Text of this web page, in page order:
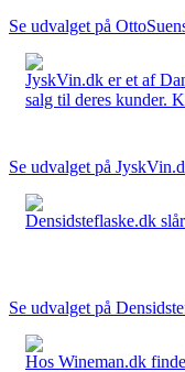
Se udvalget på
JyskVin.dk er et af
salg til deres kunder.
Se udvalget på
Densidsteflaske.dk
Se udvalget på
Hos Wineman.dk